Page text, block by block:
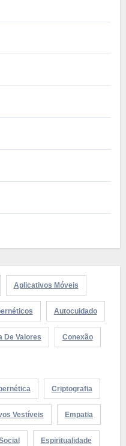
Aplicativos Móveis
Autocuidado
De Valores Conexão
Criptografia
Vestíveis Empatia
Espiritualidade